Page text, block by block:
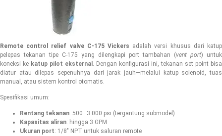
Remote control relief valve C-175 Vickers adalah versi khusus dari katup
pelepas tekanan tipe C-175 yang dilengkapi port tambahan (vent port) untuk
koneksi ke katup pilot eksternal
. Dengan konfigurasi ini, tekanan set point bisa
diatur atau dilepas sepenuhnya dari jarak jauh—melalui katup solenoid, tuas
manual, atau sistem kontrol otomatis.
Spesifikasi umum:
Rentang tekanan: 500–3.000 psi (tergantung submodel)
Kapasitas aliran: hingga 3 GPM
Ukuran port: 1/8″ NPT untuk saluran remote